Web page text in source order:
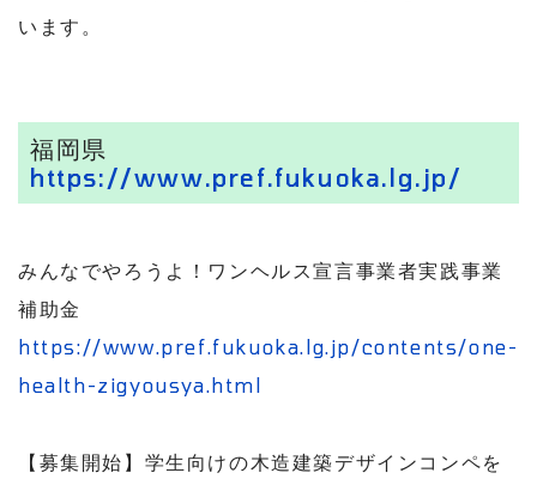
います。
福岡県
https://www.pref.fukuoka.lg.jp/
みんなでやろうよ！ワンヘルス宣言事業者実践事業
補助金
https://www.pref.fukuoka.lg.jp/contents/one-
health-zigyousya.html
【募集開始】学生向けの木造建築デザインコンペを